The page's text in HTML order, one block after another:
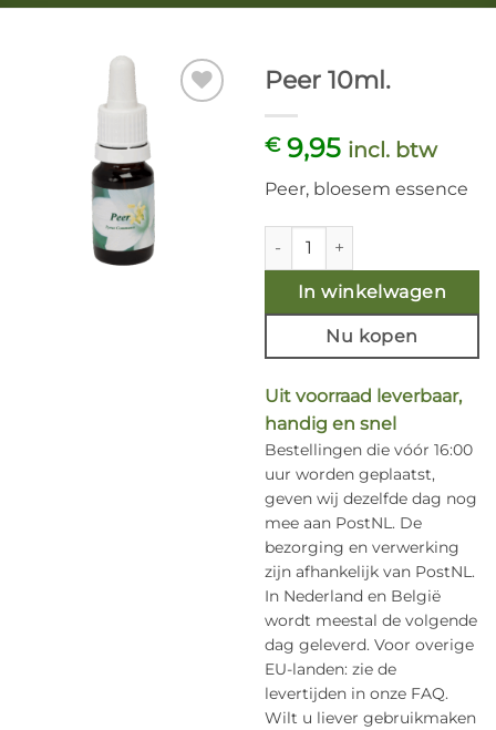
Peer 10ml.
€9,95 incl. btw
Peer, bloesem essence
Peer 10ml. aantal
In winkelwagen
Nu kopen
Uit voorraad leverbaar,
handig en snel
Bestellingen die vóór 16:00
uur worden geplaatst,
geven wij dezelfde dag nog
mee aan PostNL. De
bezorging en verwerking
zijn afhankelijk van PostNL.
In Nederland en België
wordt meestal de volgende
dag geleverd. Voor overige
EU-landen: zie de
levertijden in onze FAQ.
Wilt u liever gebruikmaken